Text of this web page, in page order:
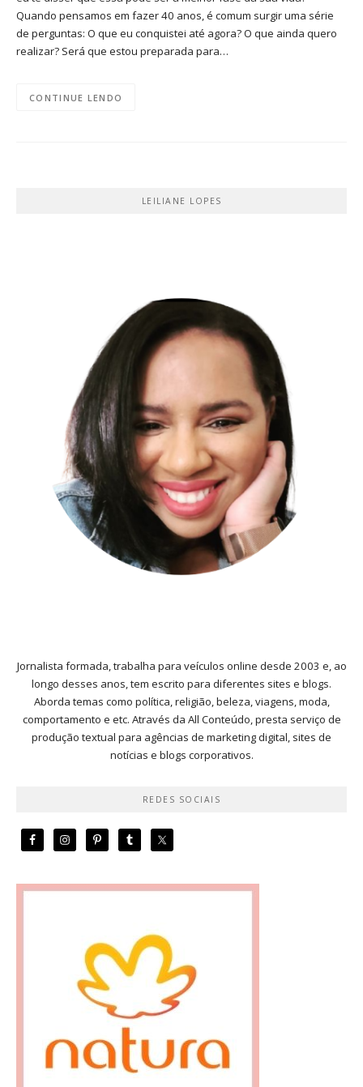
Quando pensamos em fazer 40 anos, é comum surgir uma série
de perguntas: O que eu conquistei até agora? O que ainda quero
realizar? Será que estou preparada para…
CONTINUE LENDO
LEILIANE LOPES
Jornalista formada, trabalha para veículos online desde 2003 e, ao
longo desses anos, tem escrito para diferentes sites e blogs.
Aborda temas como política, religião, beleza, viagens, moda,
comportamento e etc. Através da All Conteúdo, presta serviço de
produção textual para agências de marketing digital, sites de
notícias e blogs corporativos.
REDES SOCIAIS